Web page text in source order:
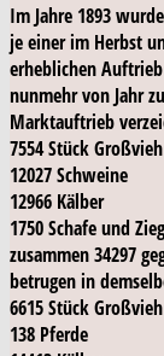
Im Jahre 1893
je einer im Herbst
erheblichen
nunmehr von Jahr
Marktauftrieb
7554 Stück Großvieh
12027 Schweine
12966 Kälber
1750 Schafe und
zusammen 34297
betrugen in
6615 Stück Großvieh
138 Pferde